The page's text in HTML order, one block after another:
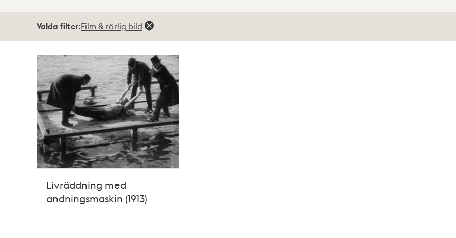
Valda filter:Film & rörlig bild
Livräddning med
andningsmaskin (1913)